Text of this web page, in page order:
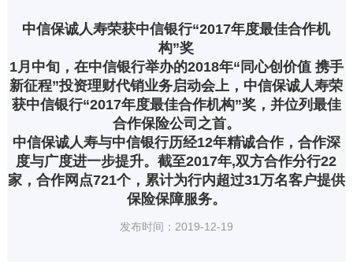
中信保诚人寿荣获中信银行“2017年度最佳合作机
构”奖
1月中旬，在中信银行举办的2018年“同心创价值 携手
新征程”投资理财代销业务启动会上，中信保诚人寿荣
获中信银行“2017年度最佳合作机构”奖，并位列最佳
合作保险公司之首。
中信保诚人寿与中信银行历经12年精诚合作，合作深
度与广度进一步提升。截至2017年,双方合作分行22
家，合作网点721个，累计为行内超过31万名客户提供
保险保障服务。
发布时间：2019-12-19